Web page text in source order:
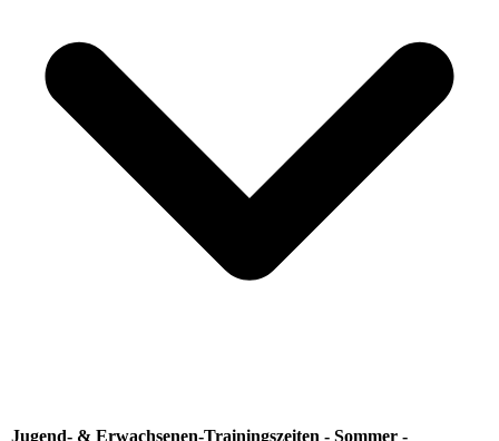
Jugend- & Erwachsenen-Trainingszeiten - Sommer -